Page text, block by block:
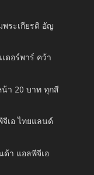
ระเกียรติ อัญ
ดอร์พาร์ คว้า
า 20 บาท ทุกสี
เอ ไทยแลนด์
ด้า แอลพีจีเอ